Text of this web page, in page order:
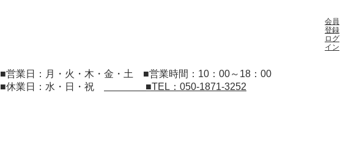
■営業日：月・火・木・金・土 ■営業時間：10：00～18：00
■休業日：水・日・祝
■TEL：050-1871-3252
会員
登録
ログ
イン